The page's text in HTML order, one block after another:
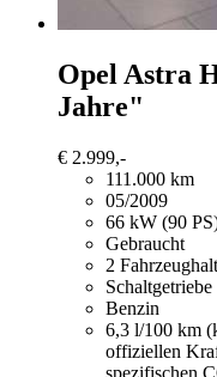
Opel Astra
Jahre"
€ 2.999,-
111.000 km
05/2009
66 kW (90
Gebraucht
2
Schaltgetriebe
Benzin
6,3 l/100 km
offiziellen
spezifischen